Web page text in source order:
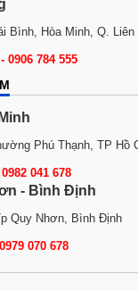
Bình, Hòa Minh, Q.
0906 784 555
Phú Thạnh, TP Hồ
0982 041 678
- Bình Định
Quy Nhơn, Bình Định
070 678